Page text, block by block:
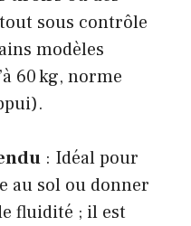
sous contrôle
modèles
60 kg, norme
: Idéal pour
au sol ou donner
fluidité ; il est